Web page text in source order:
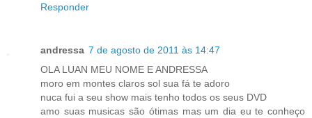
Responder
andressa 7 de agosto de 2011 às 14:47
OLA LUAN MEU NOME E ANDRESSA
moro em montes claros sol sua fá te adoro
nuca fui a seu show mais tenho todos os seus DVD
amo suas musicas são ótimas mas um dia eu te conheço